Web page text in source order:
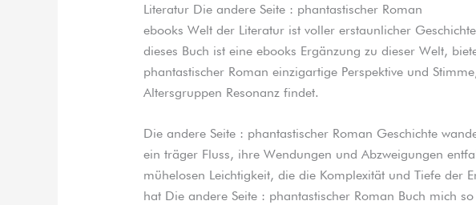
Literatur Die andere Seite : phantastischer Roman
ebooks Welt der Literatur ist voller erstaunlicher
dieses Buch ist eine ebooks Ergänzung zu dieser Welt,
phantastischer Roman einzigartige Perspektive und
Altersgruppen Resonanz findet.
Die andere Seite : phantastischer Roman Geschichte
ein träger Fluss, ihre Wendungen und Abzweigungen
mühelosen Leichtigkeit, die die Komplexität und Tiefe der
hat Die andere Seite : phantastischer Roman Buch mich